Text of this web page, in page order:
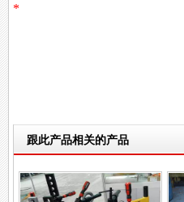
跟此产品相关的产品